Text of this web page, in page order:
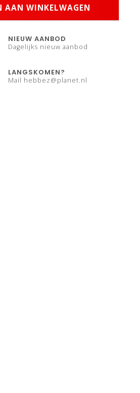
AAN WINKELWAGEN
NIEUW AANBOD
Dagelijks nieuw aanbod
LANGSKOMEN?
Mail hebbez@planet.nl